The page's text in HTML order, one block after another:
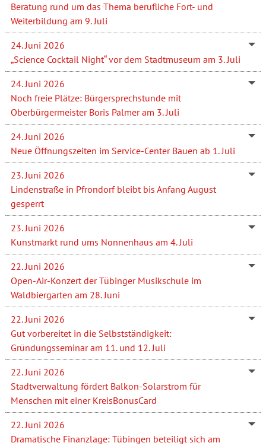
Beratung rund um das Thema berufliche Fort- und
Weiterbildung am 9. Juli
24. Juni 2026
„Science Cocktail Night“ vor dem Stadtmuseum am 3. Juli
24. Juni 2026
Noch freie Plätze: Bürgersprechstunde mit
Oberbürgermeister Boris Palmer am 3. Juli
24. Juni 2026
Neue Öffnungszeiten im Service-Center Bauen ab 1. Juli
23. Juni 2026
Lindenstraße in Pfrondorf bleibt bis Anfang August
gesperrt
23. Juni 2026
Kunstmarkt rund ums Nonnenhaus am 4. Juli
22. Juni 2026
Open-Air-Konzert der Tübinger Musikschule im
Waldbiergarten am 28. Juni
22. Juni 2026
Gut vorbereitet in die Selbstständigkeit:
Gründungsseminar am 11. und 12. Juli
22. Juni 2026
Stadtverwaltung fördert Balkon-Solarstrom für
Menschen mit einer KreisBonusCard
22. Juni 2026
Dramatische Finanzlage: Tübingen beteiligt sich am